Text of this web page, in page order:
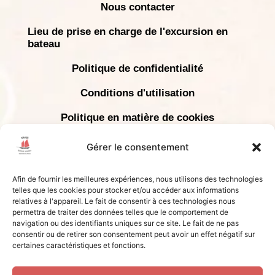
Gérer le consentement
Afin de fournir les meilleures expériences, nous utilisons des technologies
telles que les cookies pour stocker et/ou accéder aux informations
relatives à l'appareil. Le fait de consentir à ces technologies nous
permettra de traiter des données telles que le comportement de
navigation ou des identifiants uniques sur ce site. Le fait de ne pas
consentir ou de retirer son consentement peut avoir un effet négatif sur
certaines caractéristiques et fonctions.
Nous contacter
Lieu de prise en charge de l'excursion en
bateau
Politique de confidentialité
Conditions d'utilisation
Politique en matière de cookies
Déclaration de confidentialité
COPYRIGHT © 2024 KRABI SUNSET CRUISES -
TOUS DROITS RÉSERVÉS | LICENCE # 34/01084
Vous ne pouvez pas sélectionner
votre date ?
contacterons si une place se libère.